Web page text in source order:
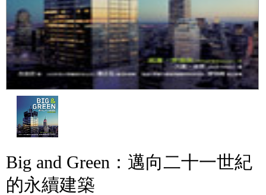
Big and Green：邁向二十一世紀
的永續建築